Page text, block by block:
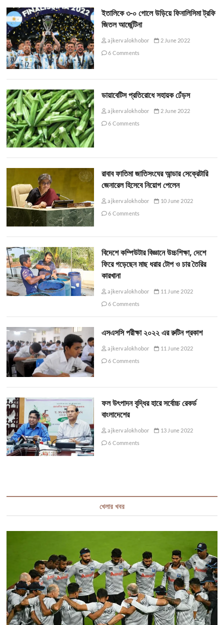
ইতালিকে ৩-০ গোলে উড়িয়ে ফিনালিসিমা ট্রফি
জিতল আর্জেন্টিনা
ajkervalokhobor
2 June 2022
6 Comments
ডায়াবেটিস প্রতিরোধে সহায়ক ঢেঁড়স
ajkervalokhobor
2 June 2022
6 Comments
রাবাব ফাতিমা জাতিসংঘের আন্ডার সেক্রেটারি
জেনারেল হিসেবে নিয়োগ পেলেন
ajkervalokhobor
10 June 2022
6 Comments
বিদেশে কম্পিউটার বিজ্ঞানে উচ্চশিক্ষা, দেশে
ফিরে গড়েছেন মাছ ধরার টোপ ও চার তৈরির
কারখানা
ajkervalokhobor
11 June 2022
6 Comments
এসএসসি পরীক্ষা ২০২২ এর রুটিন প্রকাশ
ajkervalokhobor
11 June 2022
6 Comments
ফল উৎপাদন বৃদ্ধির হারে সর্বোচ্চ রেকর্ড
বাংলাদেশের
ajkervalokhobor
13 June 2022
6 Comments
খেলার খবর